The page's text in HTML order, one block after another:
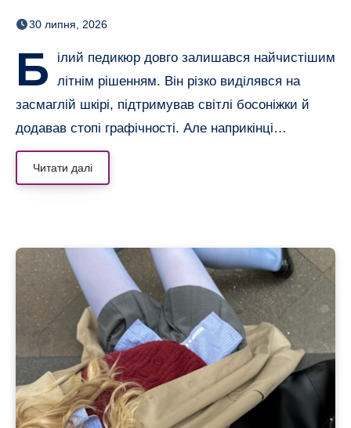
сіро-блакитний
30 липня, 2026
Б
ілий педикюр довго залишався найчистішим
літнім рішенням. Він різко виділявся на
засмаглій шкірі, підтримував світлі босоніжки й
додавав стопі графічності. Але наприкінці…
Читати далі